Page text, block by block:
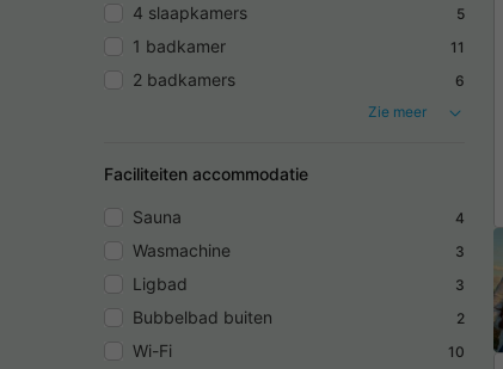
4 slaapkamers 5
1 badkamer 11
2 badkamers
6
Zie meer
Faciliteiten accommodatie
Sauna 4
Wasmachine 3
Ligbad 3
Bubbelbad buiten 2
Wi-Fi 10